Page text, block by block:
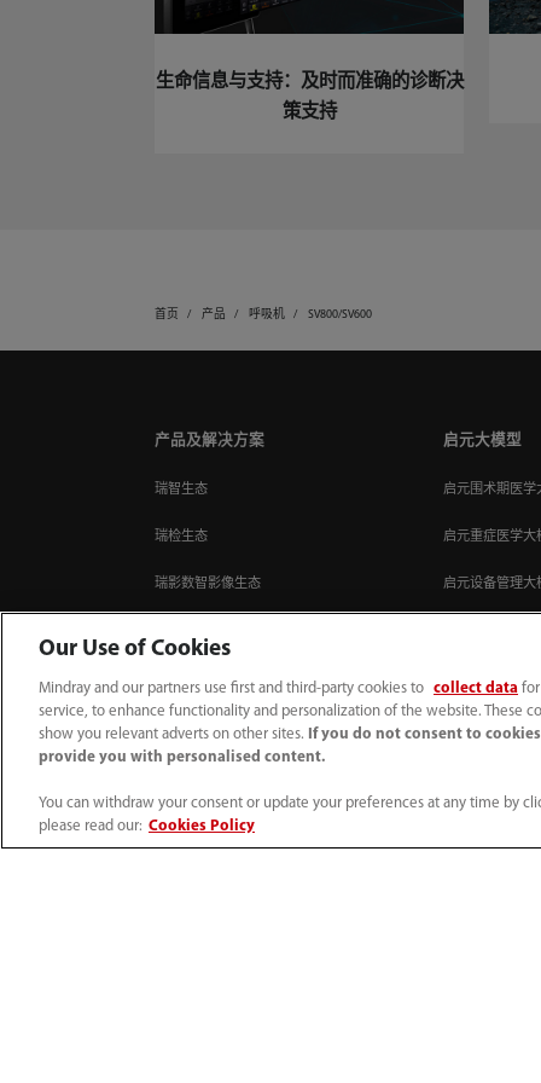
生命信息与支持：及时而准确的诊断决
策支持
首页 产品 呼吸机 SV800/SV600
产品及解决方案
瑞智生态
瑞检生态
瑞影数智影像生态
麻醉机
体外诊断仪器
启元大模型
启元围术期医学
启元重症医学大
启元设备管理大
启元超声大模型
启元医疗技术
Our Use of Cookies
Mindray and our partners use first and third-party cookies to collect data
service, to enhance functionality and personalization of the website. These
show you relevant adverts on other sites.
If you do not consent to
provide you with personalised content.
You can withdraw your consent or update your preferences at any time by
please read our: Cookies Policy